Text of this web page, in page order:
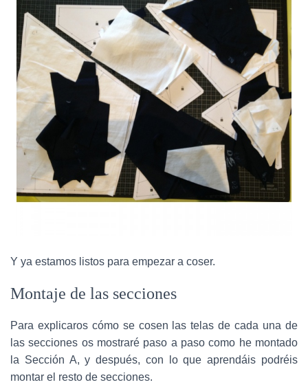
Y ya estamos listos para empezar a coser.
Montaje de las secciones
Para explicaros cómo se cosen las telas de cada una de
las secciones os mostraré paso a paso como he montado
la Sección A, y después, con lo que aprendáis podréis
montar el resto de secciones.